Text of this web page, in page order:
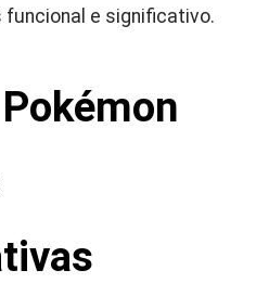
e significativo.